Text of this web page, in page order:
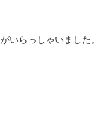
いらっしゃいました。